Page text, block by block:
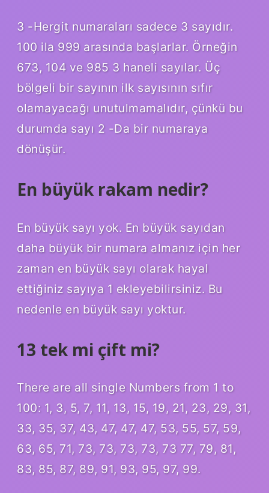
3 -Hergit numaraları sadece 3 sayıdır.
100 ila 999 arasında başlarlar. Örneğin
673, 104 ve 985 3 haneli sayılar. Üç
bölgeli bir sayının ilk sayısının sıfır
olamayacağı unutulmamalıdır, çünkü bu
durumda sayı 2 -Da bir numaraya
dönüşür.
En büyük rakam nedir?
En büyük sayı yok. En büyük sayıdan
daha büyük bir numara almanız için her
zaman en büyük sayı olarak hayal
ettiğiniz sayıya 1 ekleyebilirsiniz. Bu
nedenle en büyük sayı yoktur.
13 tek mi çift mi?
There are all single Numbers from 1 to
100: 1, 3, 5, 7, 11, 13, 15, 19, 21, 23, 29, 31,
33, 35, 37, 43, 47, 47, 47, 53, 55, 57, 59,
63, 65, 71, 73, 73, 73, 73, 73 77, 79, 81,
83, 85, 87, 89, 91, 93, 95, 97, 99.